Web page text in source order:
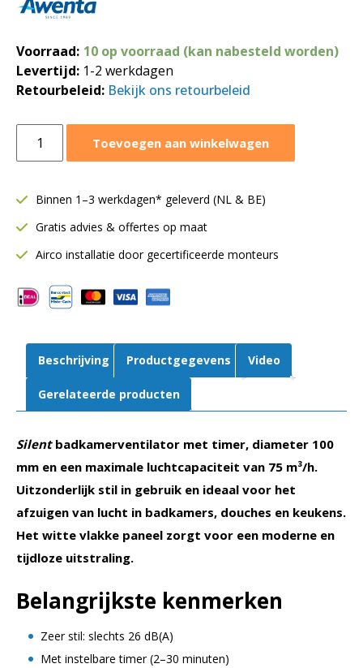
Voorraad: 10 op voorraad (kan nabesteld worden)
Levertijd: 1-2 werkdagen
Retourbeleid: Bekijk ons retourbeleid
Silent
Ø100
|
Timer
75
m³/h
Mat
aantal
Toevoegen aan winkelwagen
Binnen 1–3 werkdagen* geleverd (NL & BE)
Gratis advies & offertes op maat
Airco installatie door gecertificeerde monteurs
Beschrijving Productgegevens Video
Gerelateerde producten
Silentbadkamerventilator met timer, diameter 100
mm en een maximale luchtcapaciteit van 75 m³/h.
Uitzonderlijk stil in gebruik en ideaal voor het
afzuigen van lucht in badkamers, douches en keukens.
Het witte vlakke paneel zorgt voor een moderne en
tijdloze uitstraling.
Belangrijkste kenmerken
Zeer stil: slechts 26 dB(A)
Met instelbare timer (2–30 minuten)